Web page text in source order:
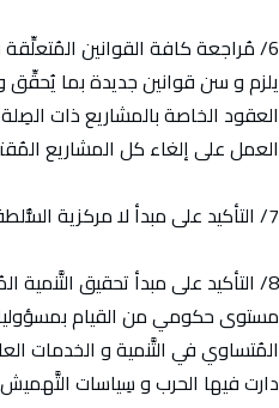
6/ مُراجعة كافة القوانين
يلزم و سن قوانين جديدة بما
العقود الخاصة بالمشاريع ذات
العمل على إلغاء كل المشاريع
7/ التأكيد على مبدأ لا مركزية السُّلطة على أن يتم التقسيم الإداري للسُّودان إلى ثمانية أقاليم.
8/ التأكيد على مبدأ تحقيق
مستوى حكومي من القيام
المُتساوي في التَّنمية و الخدمات
دارت فيها الحرب و سِياسات